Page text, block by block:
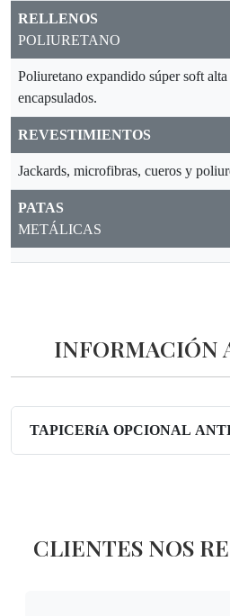
RELLENOS
POLIURETANO
Poliuretano expandido súper soft
encapsulados.
REVESTIMIENTOS
Jackards, microfibras, cueros y
PATAS
METÁLICAS
INFORMACIÓN
TAPICERíA OPCIONAL
CLIENTES NOS